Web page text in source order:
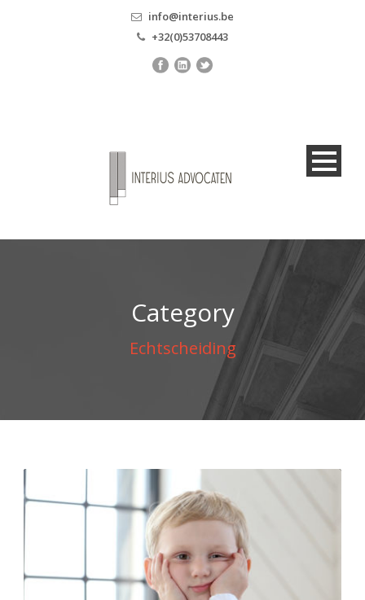
info@interius.be
+32(0)53708443
Category
Echtscheiding